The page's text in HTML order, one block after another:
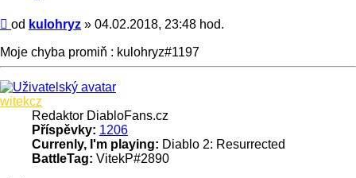
Příspěvek
od kulohryz » 04.02.2018, 23:48 hod.
Moje chyba promiň : kulohryz#1197
Nahoru
witekcz
Redaktor DiabloFans.cz
Příspěvky: 1206
Currenly, I'm playing: Diablo 2: Resurrected
BattleTag: VitekP#2890